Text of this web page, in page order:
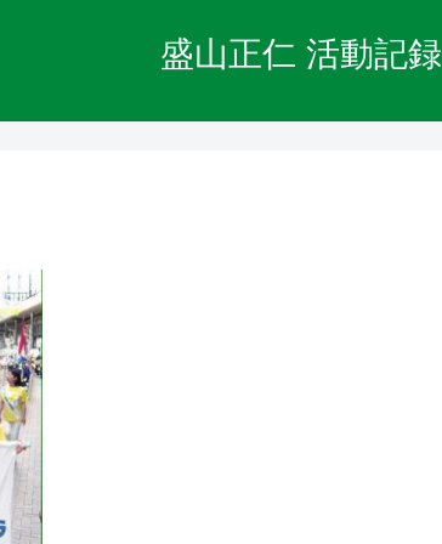
盛山正仁 活動記録